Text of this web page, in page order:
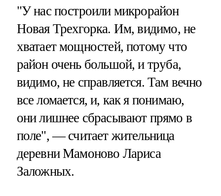
"У нас построили микрорайон
Новая Трехгорка. Им, видимо, не
хватает мощностей, потому что
район очень большой, и труба,
видимо, не справляется. Там вечно
все ломается, и, как я понимаю,
они лишнее сбрасывают прямо в
поле", — считает жительница
деревни Мамоново Лариса
Заложных.